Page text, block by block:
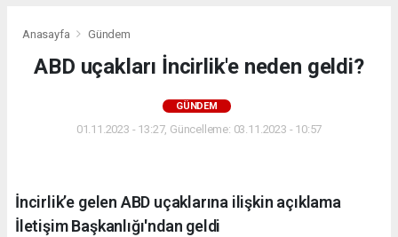
Anasayfa Gündem
ABD uçakları İncirlik'e neden geldi?
GÜNDEM
01.11.2023 - 13:27, Güncelleme: 03.11.2023 - 10:57
İncirlik’e gelen ABD uçaklarına ilişkin açıklama
İletişim Başkanlığı'ndan geldi